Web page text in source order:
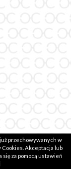
przechowywanych w
Akceptacja lub
za pomocą ustawień